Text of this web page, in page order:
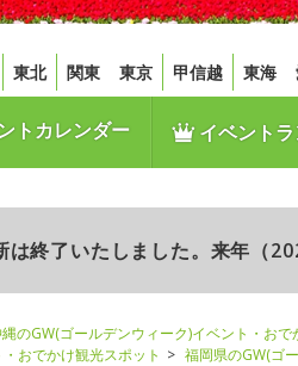
東北 関東 東京 甲信越 東海
トカレンダー イベントラ
は終了いたしました。来年（
のGW(ゴールデンウィーク)イベント・おで
おでかけ観光スポット
福岡県のGW(ゴ